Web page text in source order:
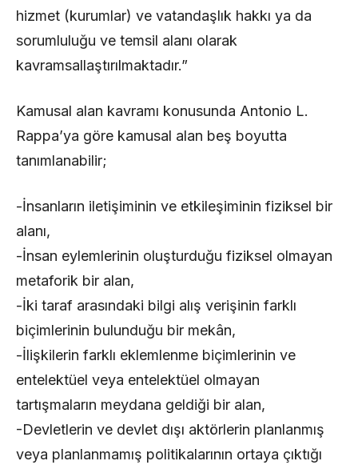
hizmet (kurumlar) ve vatandaşlık hakkı ya da
sorumluluğu ve temsil alanı olarak
kavramsallaştırılmaktadır.”
Kamusal alan kavramı konusunda Antonio L.
Rappa’ya göre kamusal alan beş boyutta
tanımlanabilir;
-İnsanların iletişiminin ve etkileşiminin fiziksel bir
alanı,
-İnsan eylemlerinin oluşturduğu fiziksel olmayan
metaforik bir alan,
-İki taraf arasındaki bilgi alış verişinin farklı
biçimlerinin bulunduğu bir mekân,
-İlişkilerin farklı eklemlenme biçimlerinin ve
entelektüel veya entelektüel olmayan
tartışmaların meydana geldiği bir alan,
-Devletlerin ve devlet dışı aktörlerin planlanmış
veya planlanmamış politikalarının ortaya çıktığı